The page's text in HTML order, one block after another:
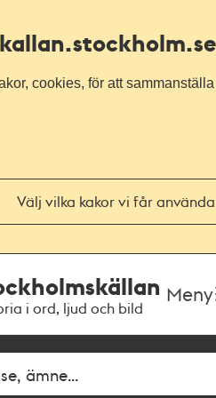
.stockholm.se
cookies, för att
Välj vilka kakor vi får använda
i ord, ljud och bild
Meny